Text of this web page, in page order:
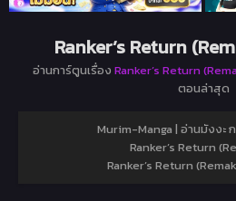
Ranker’s Return
อ่านการ์ตูนเรื่อง Ranker’s Return
ตอนล่าสุด
Murim-Manga | อ่านมังงะ
Ranker’s Return
Ranker’s Return